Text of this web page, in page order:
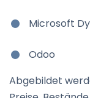
Microsoft
Odoo
Abgebildet